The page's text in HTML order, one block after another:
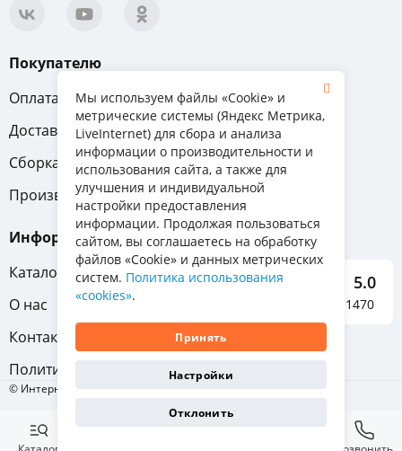
Покупателю
Оплата
Вопрос-ответ
Доставка
Обмен и возврат
Сборка
Гарантия
Производители
Информация
Каталог мебели
О нас
Контакты
Политика конфиденциальности
5.0
Отзывы о нас 1470
© Интернет-магазин «Отличная мебель», 2011-2026
Мы используем файлы «Cookie» и
метрические системы (Яндекс Метрика,
LiveInternet) для сбора и анализа
информации о производительности и
использования сайта, а также для
улучшения и индивидуальной
настройки предоставления
информации. Продолжая пользоваться
сайтом, вы соглашаетесь на обработку
файлов «Cookie» и данных метрических
систем. Политика использования
«cookies».
Принять
Настройки
Отклонить